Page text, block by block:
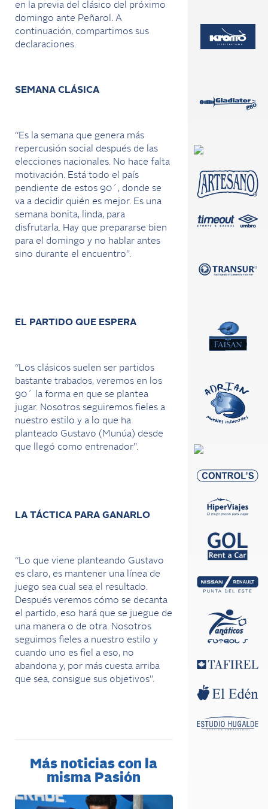
en la previa del clásico del próximo
domingo ante Peñarol. A
continuación, compartimos sus
declaraciones.
SEMANA CLÁSICA
“Es la semana que genera más
repercusión social después de las
elecciones nacionales. No hace falta
motivación. Está todo el país
pendiente de estos 90´, donde se
va a decidir quién es mejor. Es una
semana bonita, linda, para
disfrutarla. Hay que prepararse bien
para el domingo y no hablar antes
sino durante el encuentro”.
EL PARTIDO QUE ESPERA
“Los clásicos suelen ser partidos
bastante trabados, veremos en los
90´ la forma en que se plantea
jugar. Nosotros seguiremos fieles a
nuestro estilo y a lo que ha
planteado Gustavo (Munúa) desde
que llegó como entrenador”.
LA TÁCTICA PARA GANARLO
“Lo que viene planteando Gustavo
es claro, es mantener una línea de
juego sea cual sea el resultado.
Después veremos cómo se decanta
el partido, eso hará que se juegue de
una manera o de otra. Nosotros
seguimos fieles a nuestro estilo y
cuando uno es fiel a eso, no
abandona y, por más cuesta arriba
que sea, consigue sus objetivos”.
Más noticias con la
misma Pasión